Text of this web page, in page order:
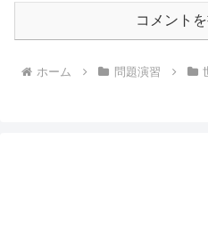
コメント
ホーム 問題演習